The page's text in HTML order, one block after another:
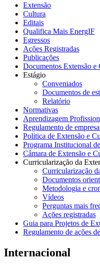
Extensão
Cultura
Editais
Qualifica Mais EnergIF
Egressos
Ações Registradas
Publicações
Documentos Extensão e
Estágio
Conveniados
Documentos de
Relatório
Normativas
Aprendizagem
Regulamento de
Politica de Extensão e
Programa Institucional
Câmara de Extensão e
Curricularização da
Curricularização
Documentos
Metodologia e
Vídeos
Perguntas mais
Ações registradas
Guia para Projetos de
Regulamento de ações
Internacional